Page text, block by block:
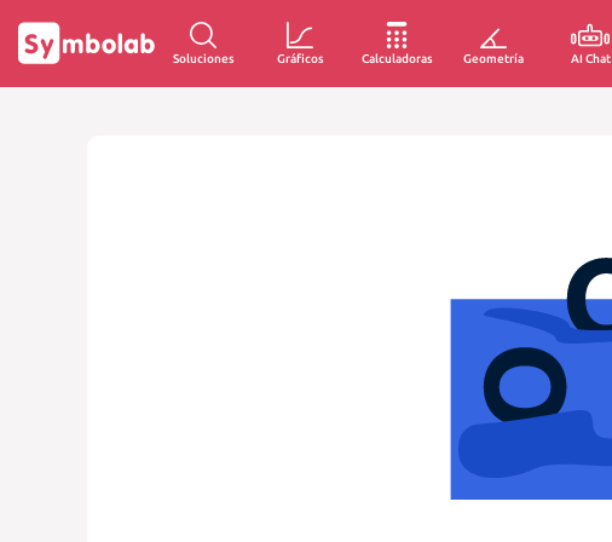
Soluciones Gráficos Calculadoras Geometría AI Chat